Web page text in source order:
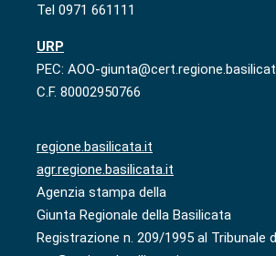
Tel 0971 661111
URP
PEC: AOO-
C.F. 80002950766
regione.basilicata.it
agr.regione.basilicata.it
Agenzia stampa della
Giunta Regionale della Basilicata
Registrazione n. 209/1995 al Tribunale